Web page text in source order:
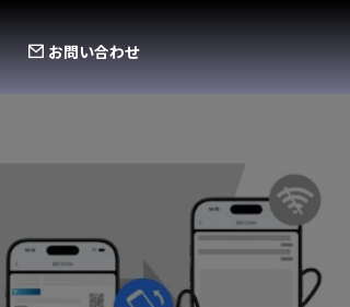
お問い合わせ